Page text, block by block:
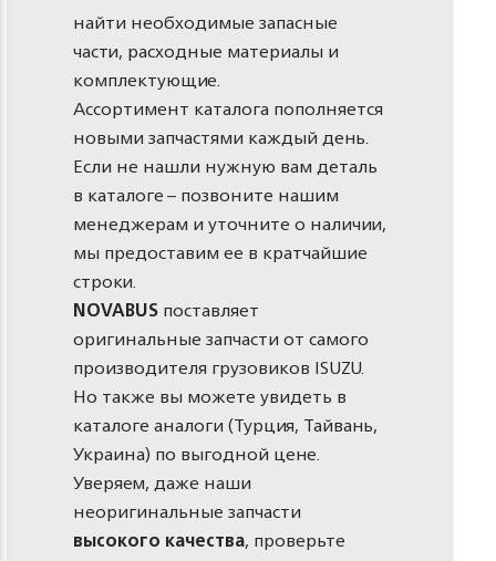
найти необходимые запасные
части, расходные материалы и
комплектующие.
Ассортимент каталога пополняется
новыми запчастями каждый день.
Если не нашли нужную вам деталь
в каталоге – позвоните нашим
менеджерам и уточните о наличии,
мы предоставим ее в кратчайшие
строки.
NOVABUSпоставляет
оригинальные запчасти от самого
производителя грузовиков ISUZU.
Но также вы можете увидеть в
каталоге аналоги (Турция, Тайвань,
Украина) по выгодной цене.
Уверяем, даже наши
неоригинальные запчасти
высокого качества, проверьте